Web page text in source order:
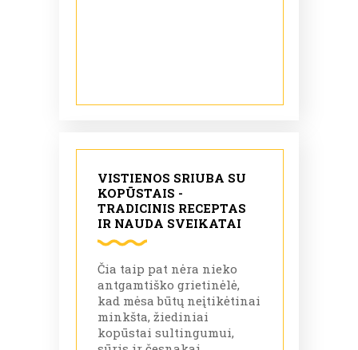
VISTIENOS SRIUBA SU
KOPŪSTAIS -
TRADICINIS RECEPTAS
IR NAUDA SVEIKATAI
Čia taip pat nėra nieko
antgamtiško grietinėlė,
kad mėsa būtų neįtikėtinai
minkšta, žiediniai
kopūstai sultingumui,